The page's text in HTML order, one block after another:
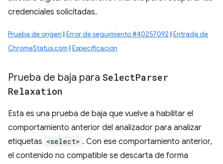
credenciales solicitadas.
Prueba de origen | Error de seguimiento #40257092 | Entrada de
ChromeStatus.com | Especificación
Prueba de baja para SelectParser
Relaxation
Esta es una prueba de baja que vuelve a habilitar el
comportamiento anterior del analizador para analizar
etiquetas <select> . Con ese comportamiento anterior,
el contenido no compatible se descarta de forma